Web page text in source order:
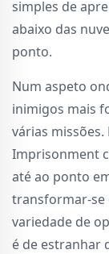
simples de
abaixo das
ponto.
Num aspeto
inimigos mais
várias
Imprisonment
até ao ponto
transformar-se
variedade de
é de estranhar